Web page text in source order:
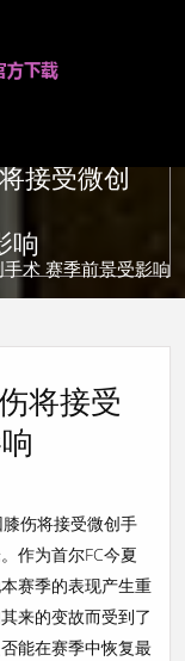
接受微创
响
术 赛季前景受影响
将接受
伤将接受微创手
作为首尔FC今夏
赛季的表现产生重
来的变故而受到了
能在赛季中恢复最